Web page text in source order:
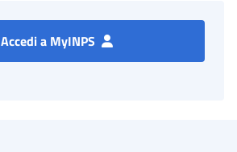
Accedi a MyINPS